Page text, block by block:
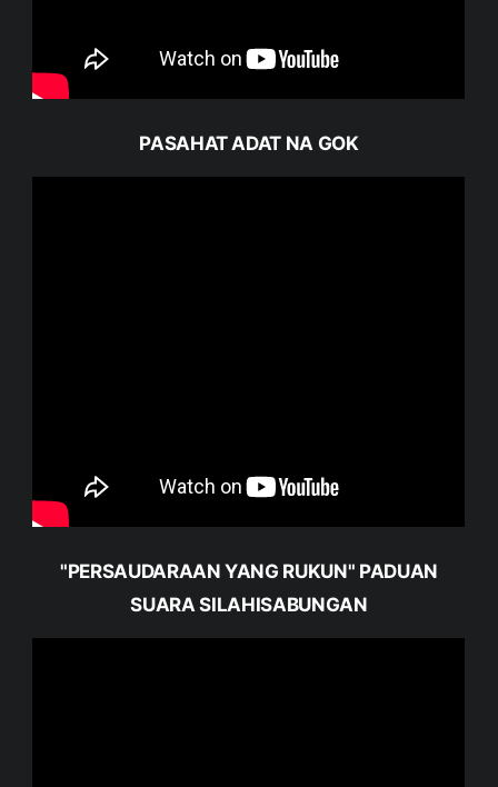
PASAHAT ADAT NA GOK
"PERSAUDARAAN YANG RUKUN" PADUAN
SUARA SILAHISABUNGAN